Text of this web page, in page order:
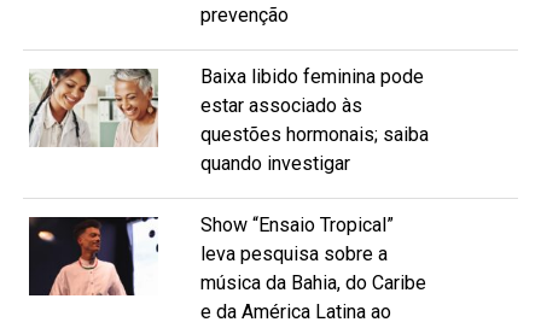
prevenção
Baixa libido feminina pode
estar associado às
questões hormonais; saiba
quando investigar
Show “Ensaio Tropical”
leva pesquisa sobre a
música da Bahia, do Caribe
e da América Latina ao